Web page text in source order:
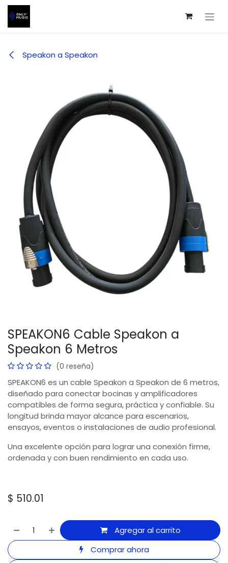
Ir al contenido
Speakon a Speakon
SPEAKON6 Cable Speakon a
Speakon 6 Metros
(0 reseña)
SPEAKON6 es un cable Speakon a Speakon de 6 metros,
diseñado para conectar bocinas y amplificadores
compatibles de forma segura, práctica y confiable. Su
longitud brinda mayor alcance para escenarios,
ensayos, eventos o instalaciones de audio profesional.
Una excelente opción para lograr una conexión firme,
ordenada y con buen rendimiento en cada uso.
$ 510.01
Agregar al carrito
Comprar ahora